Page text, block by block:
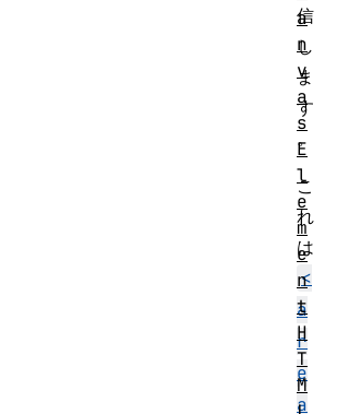
信
し
ま
す
。
こ
れ
は
<
a
r
e
a
a
n
v
a
s
E
l
e
m
e
n
t
H
T
M